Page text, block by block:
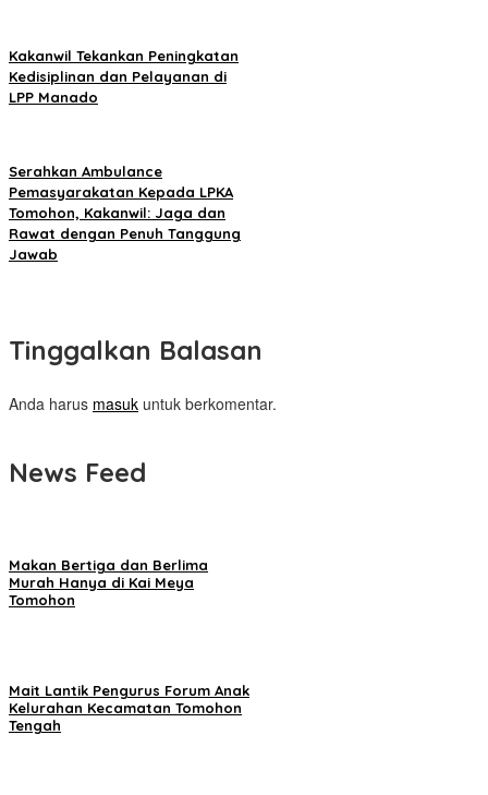
Kakanwil Tekankan Peningkatan
Kedisiplinan dan Pelayanan di
LPP Manado
Serahkan Ambulance
Pemasyarakatan Kepada LPKA
Tomohon, Kakanwil: Jaga dan
Rawat dengan Penuh Tanggung
Jawab
Tinggalkan Balasan
Anda harus masuk untuk berkomentar.
News Feed
Makan Bertiga dan Berlima
Murah Hanya di Kai Meya
Tomohon
Mait Lantik Pengurus Forum Anak
Kelurahan Kecamatan Tomohon
Tengah